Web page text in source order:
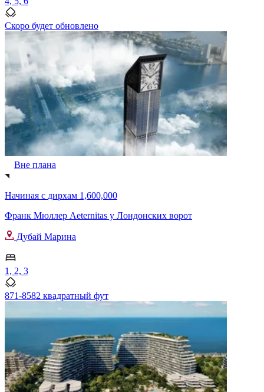
Скоро будет обновлено
Вне плана
Начиная с дирхам 1,600,000
Франк Мюллер Aeternitas у Лондонских ворот
Дубай Марина
1, 2, 3
871-8582 квадратный фут